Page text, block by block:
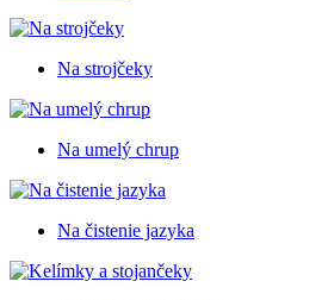
Na strojčeky
Na umelý chrup
Na čistenie jazyka